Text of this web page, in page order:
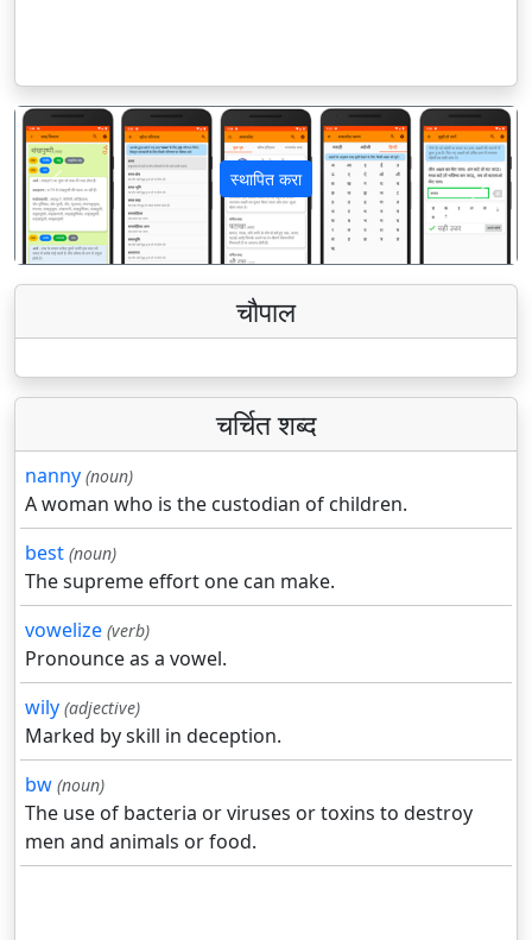
स्थापित करा
पिछला अगला
चौपाल
चर्चित शब्द
nanny (noun)
A woman who is the custodian of children.
best (noun)
The supreme effort one can make.
vowelize (verb)
Pronounce as a vowel.
wily (adjective)
Marked by skill in deception.
bw (noun)
The use of bacteria or viruses or toxins to destroy
men and animals or food.